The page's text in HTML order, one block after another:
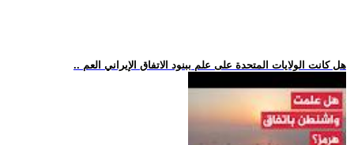
.. هل كانت الولايات المتحدة على علم ببنود الاتفاق الإيراني العم